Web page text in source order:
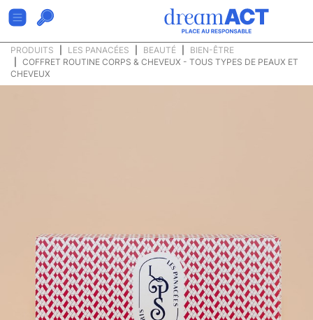
PRODUITS LES PANACÉES BEAUTÉ
BIEN-ÊTRE
COFFRET ROUTINE CORPS & CHEVEUX - TOUS TYPES DE PEAUX ET
CHEVEUX